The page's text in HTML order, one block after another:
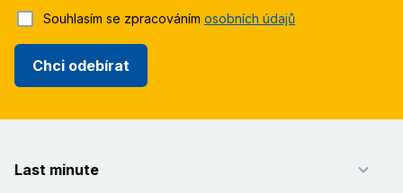
Chci odebírat
Souhlasím se zpracováním osobních údajů
Last minute